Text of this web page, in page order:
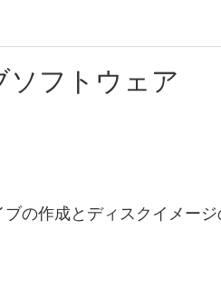
ソフトウェア
の作成とディスクイメー